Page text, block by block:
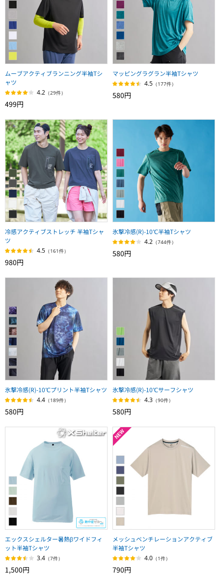
ムーブアクティブランニング半袖Tシ
ャツ
4.2 （29件）
499円
マッピングラグラン半袖Tシャツ
4.5 （177件）
580円
冷感アクティブストレッチ 半袖Tシャ
ツ
4.5 （161件）
980円
氷撃冷感(R)-10℃半袖Tシャツ
4.2 （744件）
580円
氷撃冷感(R)-10℃プリント半袖Tシャツ
4.4 （189件）
580円
氷撃冷感(R)-10℃サーフシャツ
4.3 （90件）
580円
エックスシェルター暑熱βワイドフィ
ット半袖Tシャツ
3.4 （7件）
1,500円
メッシュベンチレーションアクティブ
半袖Tシャツ
4.0 （1件）
790円